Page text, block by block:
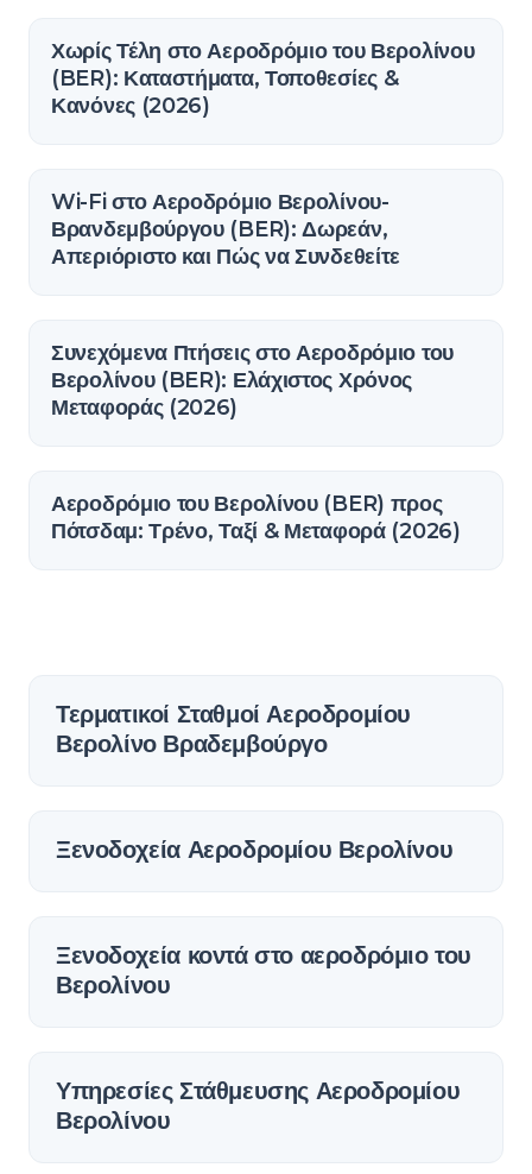
Χωρίς Τέλη στο Αεροδρόμιο του Βερολίνου
(BER): Καταστήματα, Τοποθεσίες &
Κανόνες (2026)
Wi-Fi στο Αεροδρόμιο Βερολίνου-
Βρανδεμβούργου (BER): Δωρεάν,
Απεριόριστο και Πώς να Συνδεθείτε
Συνεχόμενα Πτήσεις στο Αεροδρόμιο του
Βερολίνου (BER): Ελάχιστος Χρόνος
Μεταφοράς (2026)
Αεροδρόμιο του Βερολίνου (BER) προς
Πότσδαμ: Τρένο, Ταξί & Μεταφορά (2026)
Τερματικοί Σταθμοί Αεροδρομίου
Βερολίνο Βραδεμβούργο
Ξενοδοχεία Αεροδρομίου Βερολίνου
Ξενοδοχεία κοντά στο αεροδρόμιο του
Βερολίνου
Υπηρεσίες Στάθμευσης Αεροδρομίου
Βερολίνου